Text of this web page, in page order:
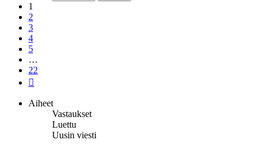
1
2
3
4
5
…
22
Aiheet
Vastaukset
Luettu
Uusin viesti